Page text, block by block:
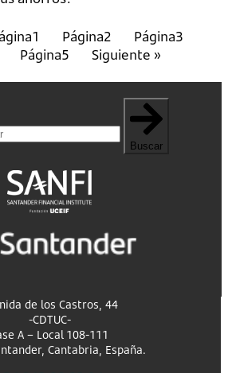
1 Página2 Página3
Página5 Siguiente »
Buscar
de los Castros, 44
-CDTUC-
A – Local 108-111
Cantabria, España.